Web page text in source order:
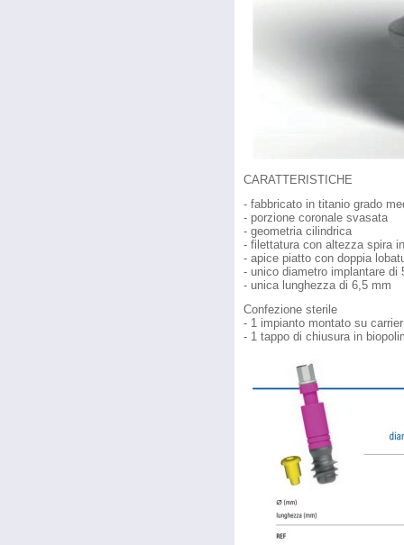
CARATTERISTICHE
- fabbricato in titanio grado
- porzione coronale svasata
- geometria cilindrica
- filettatura con altezza spira
- apice piatto con doppia
- unico diametro implantare di
- unica lunghezza di 6,5 mm
Confezione sterile
- 1 impianto montato su carrier
- 1 tappo di chiusura in